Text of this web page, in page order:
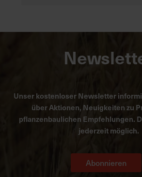
Unser kostenloser Newsletter
über Aktionen, Neuigkeiten zu
pflanzenbaulichen Empfehlungen.
jederzeit möglich.
Abonnieren